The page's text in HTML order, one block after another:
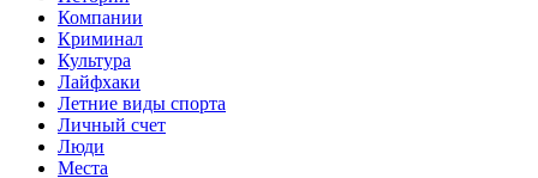
Компании
Криминал
Культура
Лайфхаки
Летние виды спорта
Личный счет
Люди
Места